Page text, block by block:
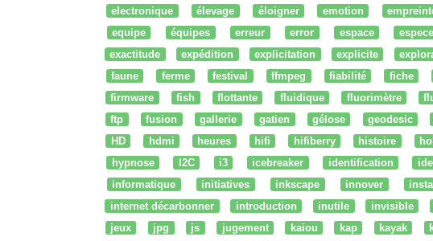
electronique
élevage éloigner emotion
equipe
équipes erreur error espace
exactitude
expédition explicitation explicite
faune
ferme festival ffmpeg fiabilité fiche
firmware
fish flottante fluidique fluorimètre
ftp
fusion gallerie gatien gélose geodesic
HD
hdmi heures hifi hifiberry histoire
hypnose
I2C i3 icebreaker identification
informatique
initiatives inkscape innover
internet décarbonner
introduction inutile invisible
jeux
jpg js jugement kaiou kap kayak